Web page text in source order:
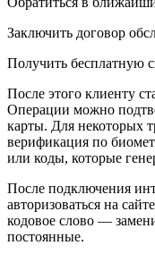
Заключить договор
Получить бесплатную
После этого клиенту
Операции можно
карты. Для некоторых
верификация по
или коды, которые
После подключения
авторизоваться на
кодовое слово —
постоянные.